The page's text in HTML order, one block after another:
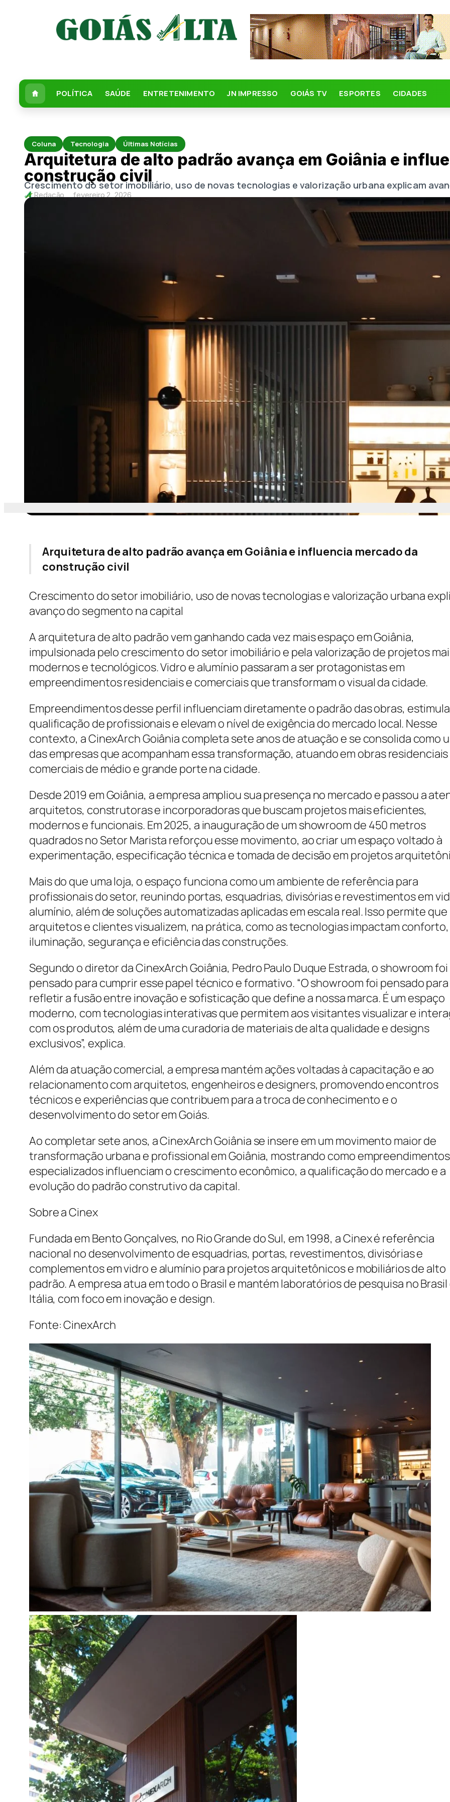
POLÍTICA SAÚDE ENTRETENIMENTO JN IMPRESSO GOIÁS TV ESPORTES CIDADES
Coluna Tecnologia Últimas Notícias
Arquitetura de alto padrão avança em Goiânia e
construção civil
Crescimento do setor imobiliário, uso de novas tecnologias e valorização urbana explicam
Redação fevereiro 2, 2026
Arquitetura de alto padrão avança em Goiânia e influencia mercado da
construção civil
Crescimento do setor imobiliário, uso de novas tecnologias e valorização urbana
avanço do segmento na capital
A arquitetura de alto padrão vem ganhando cada vez mais espaço em Goiânia,
impulsionada pelo crescimento do setor imobiliário e pela valorização de projetos
modernos e tecnológicos. Vidro e alumínio passaram a ser protagonistas em
empreendimentos residenciais e comerciais que transformam o visual da cidade.
Empreendimentos desse perfil influenciam diretamente o padrão das obras,
qualificação de profissionais e elevam o nível de exigência do mercado local. Nesse
contexto, a CinexArch Goiânia completa sete anos de atuação e se consolida como
das empresas que acompanham essa transformação, atuando em obras residenciais
comerciais de médio e grande porte na cidade.
Desde 2019 em Goiânia, a empresa ampliou sua presença no mercado e passou a
arquitetos, construtoras e incorporadoras que buscam projetos mais eficientes,
modernos e funcionais. Em 2025, a inauguração de um showroom de 450 metros
quadrados no Setor Marista reforçou esse movimento, ao criar um espaço voltado à
experimentação, especificação técnica e tomada de decisão em projetos
Mais do que uma loja, o espaço funciona como um ambiente de referência para
profissionais do setor, reunindo portas, esquadrias, divisórias e revestimentos em
alumínio, além de soluções automatizadas aplicadas em escala real. Isso permite que
arquitetos e clientes visualizem, na prática, como as tecnologias impactam conforto,
iluminação, segurança e eficiência das construções.
Segundo o diretor da CinexArch Goiânia, Pedro Paulo Duque Estrada, o showroom foi
pensado para cumprir esse papel técnico e formativo. “O showroom foi pensado para
refletir a fusão entre inovação e sofisticação que define a nossa marca. É um espaço
moderno, com tecnologias interativas que permitem aos visitantes visualizar e
com os produtos, além de uma curadoria de materiais de alta qualidade e designs
exclusivos”, explica.
Além da atuação comercial, a empresa mantém ações voltadas à capacitação e ao
relacionamento com arquitetos, engenheiros e designers, promovendo encontros
técnicos e experiências que contribuem para a troca de conhecimento e o
desenvolvimento do setor em Goiás.
Ao completar sete anos, a CinexArch Goiânia se insere em um movimento maior de
transformação urbana e profissional em Goiânia, mostrando como empreendimentos
especializados influenciam o crescimento econômico, a qualificação do mercado e a
evolução do padrão construtivo da capital.
Sobre a Cinex
Fundada em Bento Gonçalves, no Rio Grande do Sul, em 1998, a Cinex é referência
nacional no desenvolvimento de esquadrias, portas, revestimentos, divisórias e
complementos em vidro e alumínio para projetos arquitetônicos e mobiliários de alto
padrão. A empresa atua em todo o Brasil e mantém laboratórios de pesquisa no Brasil
Itália, com foco em inovação e design.
Fonte: CinexArch